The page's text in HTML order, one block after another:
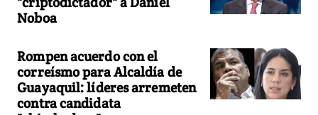
Noboa
Rompen acuerdo con el
correísmo para Alcaldía de
Guayaquil: líderes arremeten
contra candidata